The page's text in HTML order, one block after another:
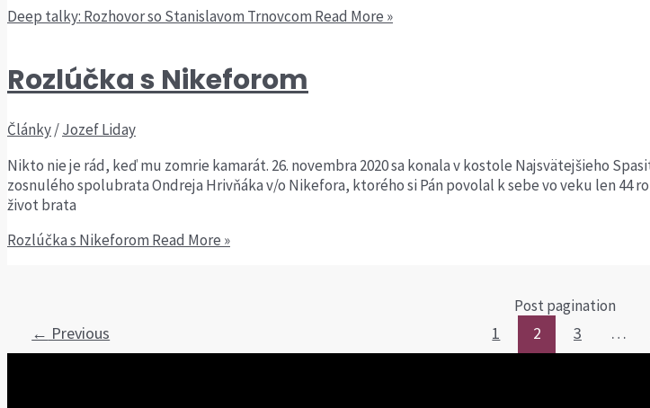
Deep talky: Rozhovor so Stanislavom Trnovcom Read More »
Rozlúčka s Nikeforom
Články/Jozef Liday
Nikto nie je rád, keď mu zomrie kamarát. 26. novembra 2020 sa konala v kostole Najsvätejšieho
zosnulého spolubrata Ondreja Hrivňáka v/o Nikefora, ktorého si Pán povolal k sebe vo veku len 44
život brata
Rozlúčka s Nikeforom Read More »
Post pagination
← Previous 1 2 3 …